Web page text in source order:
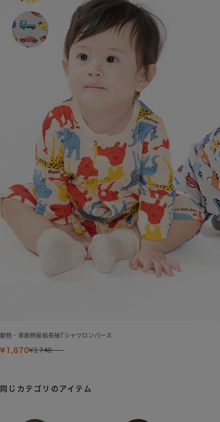
動物・車総柄接結長袖Tシャツロンパース
¥1,870¥3,740
同じカテゴリのアイテム